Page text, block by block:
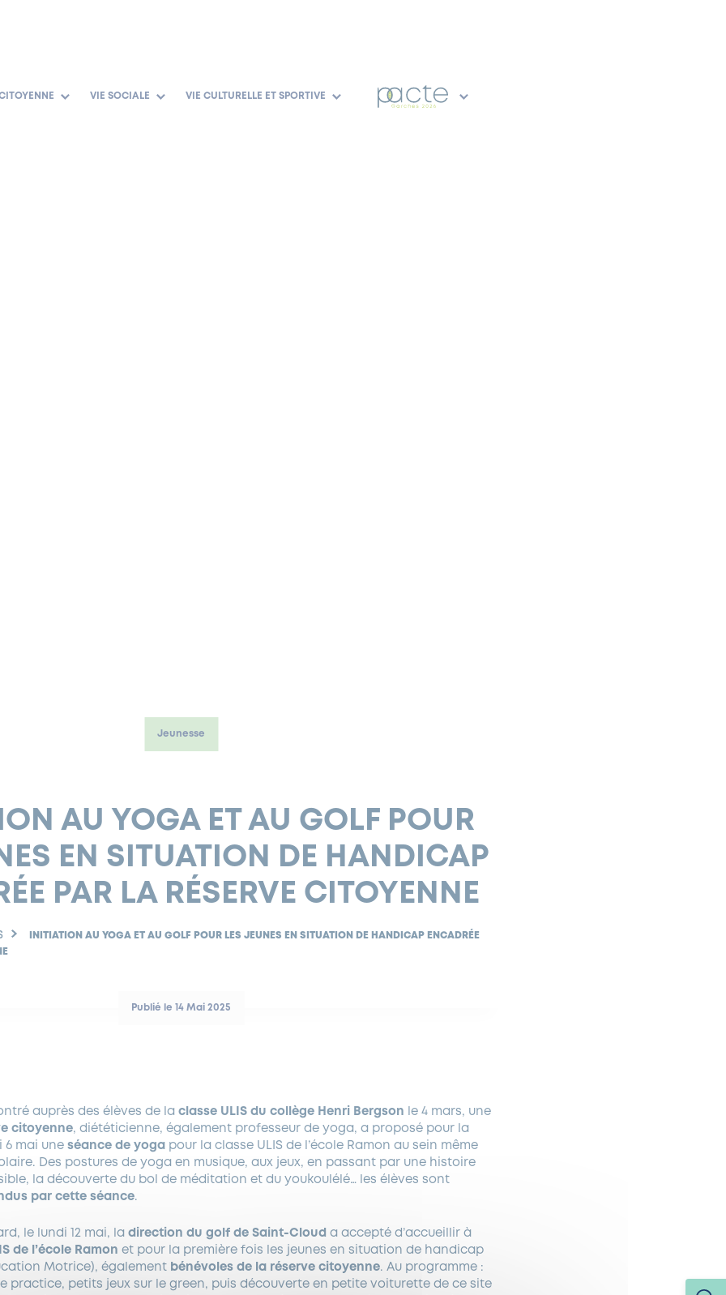
VIE SOCIALE VIE CULTURELLE ET SPORTIVE
Jeunesse
AU YOGA ET AU GOLF POUR
EN SITUATION DE HANDICAP
PAR LA RÉSERVE CITOYENNE
INITIATION AU YOGA ET AU GOLF POUR LES JEUNES EN SITUATION DE HANDICAP ENCADRÉE
Publié le 14 Mai 2025
auprès des élèves de la classe ULIS du collège Henri Bergson le 4 mars, une
citoyenne, diététicienne, également professeur de yoga, a proposé pour la
6 mai uneséance de yoga pour la classe ULIS de l’école Ramon au sein même
Des postures de yoga en musique, aux jeux, en passant par une histoire
la découverte du bol de méditation et du youkoulélé… les élèves sont
par cette séance.
le lundi 12 mai, la direction du golf de Saint-Cloud a accepté d’accueillir à
de l’école Ramon et pour la première fois les jeunes en situation de handicap
Motrice), également bénévoles de la réserve citoyenne. Au programme :
practice, petits jeux sur le green, puis découverte en petite voiturette de ce site